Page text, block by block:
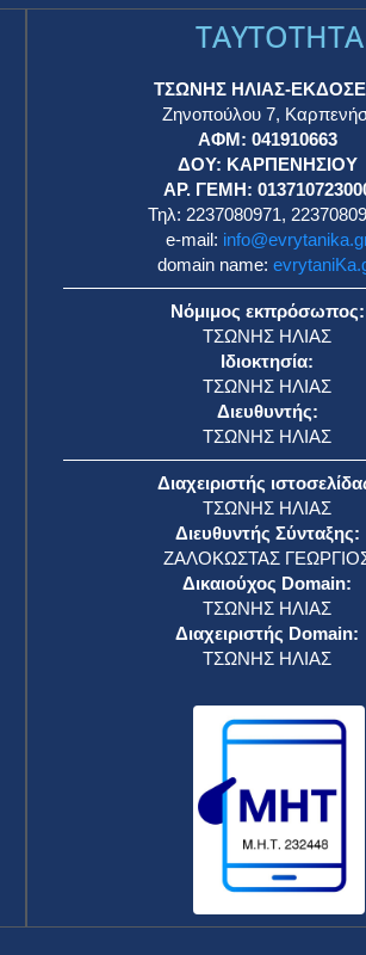
TAYTOTHTA
ΤΣΩΝΗΣ ΗΛΙΑΣ-
Ζηνοπούλου 7,
ΑΦΜ: 041910663
ΔΟΥ: ΚΑΡΠΕΝΗΣΙΟΥ
ΑΡ. ΓΕΜΗ:
Τηλ: 2237080971,
e-mail:
domain name:
Νόμιμος εκπρόσωπος:
ΤΣΩΝΗΣ ΗΛΙΑΣ
Ιδιοκτησία:
ΤΣΩΝΗΣ ΗΛΙΑΣ
Διευθυντής:
ΤΣΩΝΗΣ ΗΛΙΑΣ
Διαχειριστής
ΤΣΩΝΗΣ ΗΛΙΑΣ
Διευθυντής Σύνταξης:
ΖΑΛΟΚΩΣΤΑΣ
Δικαιούχος Domain:
ΤΣΩΝΗΣ ΗΛΙΑΣ
Διαχειριστής Domain:
ΤΣΩΝΗΣ ΗΛΙΑΣ